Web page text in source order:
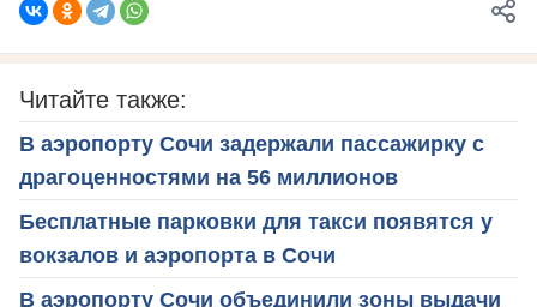
Читайте также:
В аэропорту Сочи задержали пассажирку с
драгоценностями на 56 миллионов
Бесплатные парковки для такси появятся у
вокзалов и аэропорта в Сочи
В аэропорту Сочи объединили зоны выдачи